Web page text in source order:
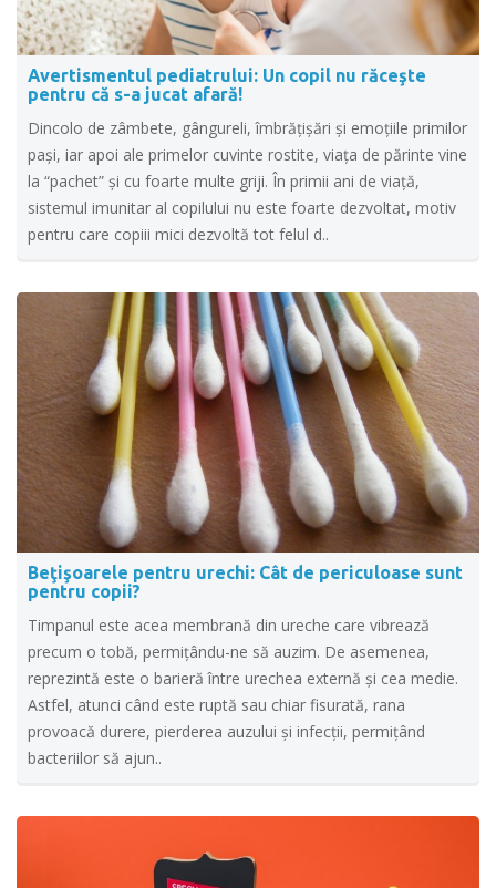
Avertismentul pediatrului: Un copil nu răceşte
pentru că s-a jucat afară!
Dincolo de zâmbete, gângureli, îmbrățișări și emoțiile primilor
pași, iar apoi ale primelor cuvinte rostite, viața de părinte vine
la “pachet” și cu foarte multe griji. În primii ani de viață,
sistemul imunitar al copilului nu este foarte dezvoltat, motiv
pentru care copiii mici dezvoltă tot felul d..
Beţişoarele pentru urechi: Cât de periculoase sunt
pentru copii?
Timpanul este acea membrană din ureche care vibrează
precum o tobă, permiţându-ne să auzim. De asemenea,
reprezintă este o barieră între urechea externă şi cea medie.
Astfel, atunci când este ruptă sau chiar fisurată, rana
provoacă durere, pierderea auzului şi infecţii, permiţând
bacteriilor să ajun..